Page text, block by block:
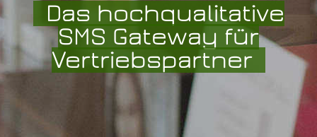
Das hochqualitative
SMS Gateway für
Vertriebspartner